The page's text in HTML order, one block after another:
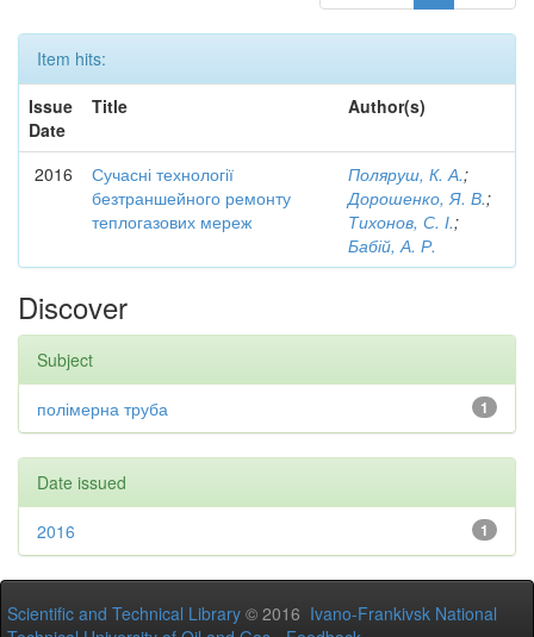
Item hits:
Issue
Date
Title Author(s)
2016
Сучасні технології
безтраншейного ремонту
теплогазових мереж
Поляруш, К. А.;
Дорошенко, Я. В.;
Тихонов, С. І.;
Бабій, А. Р.
Discover
Subject
1
полімерна труба
Date issued
1
2016
Scientific and Technical Library © 2016 Ivano-Frankivsk National